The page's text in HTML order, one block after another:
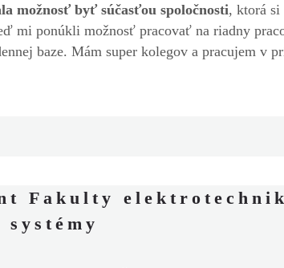
možnosť byť súčasťou spoločnosti, ktorá si
mi ponúkli možnosť pracovať na riadny
baze. Mám super kolegov a pracujem v
Fakulty